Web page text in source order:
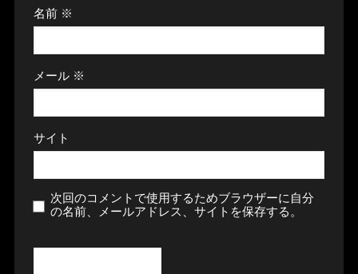
名前 ※
メール ※
サイト
次回のコメントで使用するためブラウザーに自分
の名前、メールアドレス、サイトを保存する。